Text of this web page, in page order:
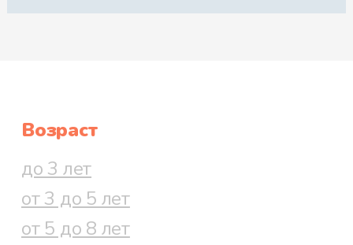
Возраст
до 3 лет
от 3 до 5 лет
от 5 до 8 лет